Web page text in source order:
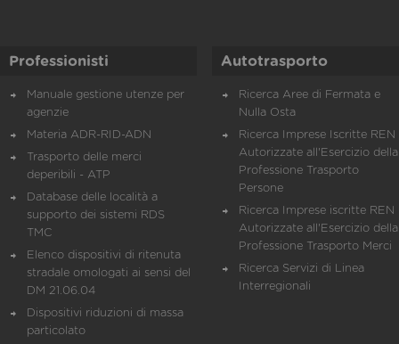
Professionisti
Manuale gestione utenze per
agenzie
Materia ADR-RID-ADN
Trasporto delle merci
deperibili - ATP
Database delle località a
supporto dei sistemi RDS
TMC
Elenco dispositivi di ritenuta
stradale omologati ai sensi del
DM 21.06.04
Dispositivi riduzioni di massa
particolato
Autotrasporto
Ricerca Aree di Fermata e
Nulla Osta
Ricerca Imprese Iscritte REN
Autorizzate all'Esercizio della
Professione Trasporto
Persone
Ricerca Imprese iscritte REN
Autorizzate all'Esercizio della
Professione Trasporto Merci
Ricerca Servizi di Linea
Interregionali